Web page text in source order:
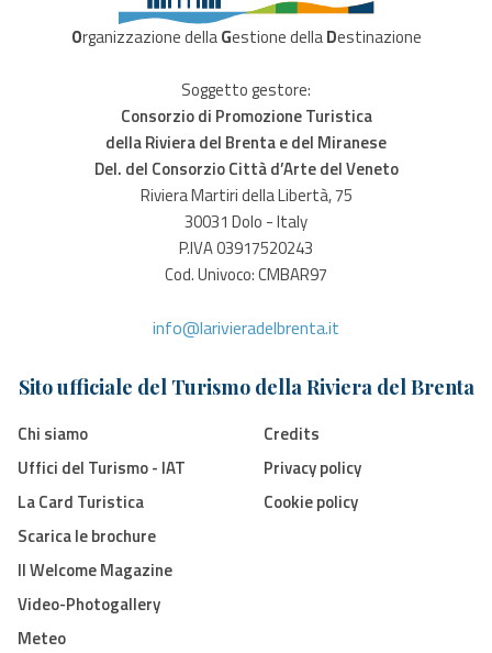
Organizzazione dellaGestione dellaDestinazione
Soggetto gestore:
Consorzio di Promozione Turistica
della Riviera del Brenta e del Miranese
Del. del Consorzio Città d’Arte del Veneto
Riviera Martiri della Libertà, 75
30031 Dolo - Italy
P.IVA 03917520243
Cod. Univoco: CMBAR97
info@larivieradelbrenta.it
Sito ufficiale del Turismo della Riviera del Brenta
Chi siamo
Uffici del Turismo - IAT
La Card Turistica
Scarica le brochure
Il Welcome Magazine
Video-Photogallery
Meteo
Credits
Privacy policy
Cookie policy